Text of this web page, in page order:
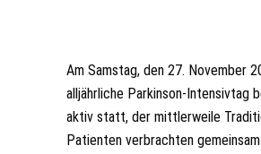
Am Samstag, den 27. November
alljährliche Parkinson-Intensivtag
aktiv statt, der mittlerweile
Patienten verbrachten